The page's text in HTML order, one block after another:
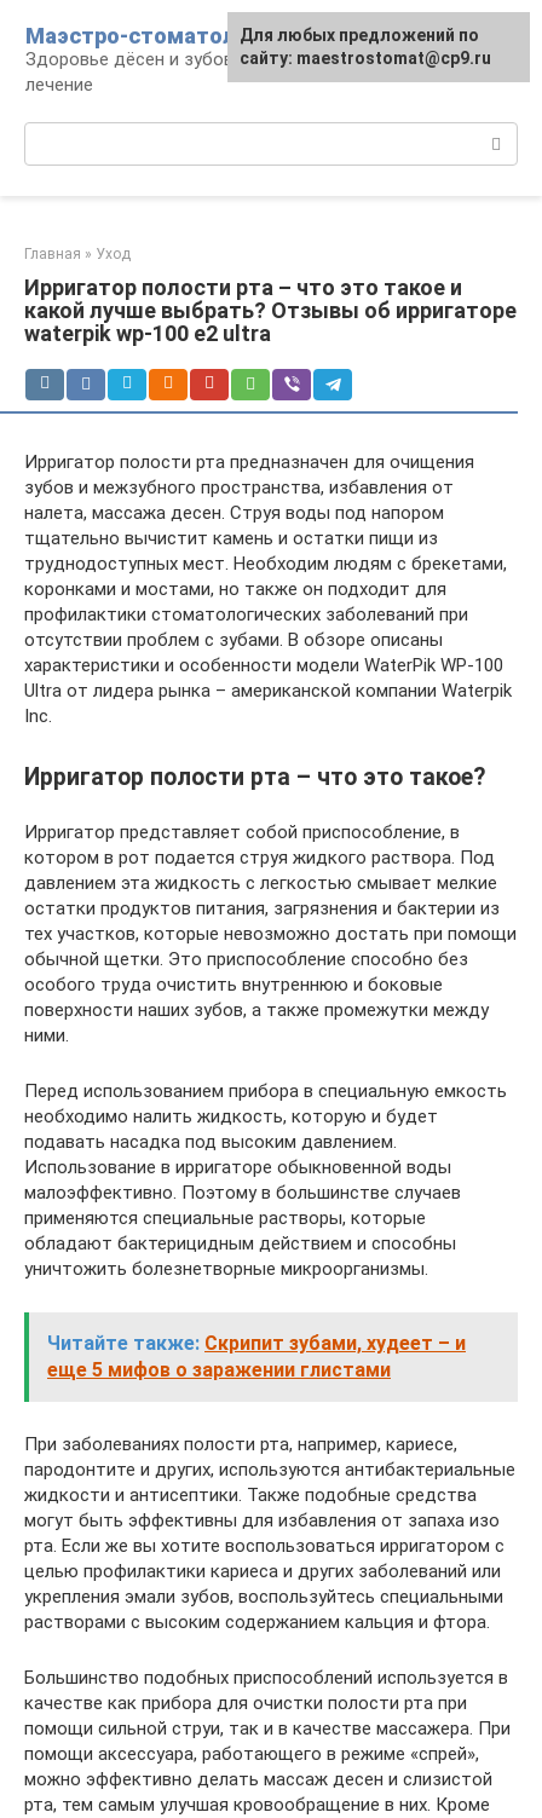
контенту
Маэстро-стоматолог
Здоровье дёсен и зубов, диагностика и
лечение
Главная » Уход
Ирригатор полости рта – что это такое и
какой лучше выбрать? Отзывы об ирригаторе
waterpik wp-100 e2 ultra
Ирригатор полости рта предназначен для очищения
зубов и межзубного пространства, избавления от
налета, массажа десен. Струя воды под напором
тщательно вычистит камень и остатки пищи из
труднодоступных мест. Необходим людям с брекетами,
коронками и мостами, но также он подходит для
профилактики стоматологических заболеваний при
отсутствии проблем с зубами. В обзоре описаны
характеристики и особенности модели WaterPik WP-100
Ultra от лидера рынка – американской компании Waterpik
Inc.
Ирригатор полости рта – что это такое?
Ирригатор представляет собой приспособление, в
котором в рот подается струя жидкого раствора. Под
давлением эта жидкость с легкостью смывает мелкие
остатки продуктов питания, загрязнения и бактерии из
тех участков, которые невозможно достать при помощи
обычной щетки. Это приспособление способно без
особого труда очистить внутреннюю и боковые
поверхности наших зубов, а также промежутки между
ними.
Перед использованием прибора в специальную емкость
необходимо налить жидкость, которую и будет
подавать насадка под высоким давлением.
Использование в ирригаторе обыкновенной воды
малоэффективно. Поэтому в большинстве случаев
применяются специальные растворы, которые
обладают бактерицидным действием и способны
уничтожить болезнетворные микроорганизмы.
Читайте также: Скрипит зубами, худеет – и
еще 5 мифов о заражении глистами
При заболеваниях полости рта, например, кариесе,
пародонтите и других, используются антибактериальные
жидкости и антисептики. Также подобные средства
могут быть эффективны для избавления от запаха изо
рта. Если же вы хотите воспользоваться ирригатором с
целью профилактики кариеса и других заболеваний или
укрепления эмали зубов, воспользуйтесь специальными
растворами с высоким содержанием кальция и фтора.
Большинство подобных приспособлений используется в
качестве как прибора для очистки полости рта при
помощи сильной струи, так и в качестве массажера. При
помощи аксессуара, работающего в режиме «спрей»,
можно эффективно делать массаж десен и слизистой
рта, тем самым улучшая кровообращение в них. Кроме
Для любых предложений по
сайту: maestrostomat@cp9.ru